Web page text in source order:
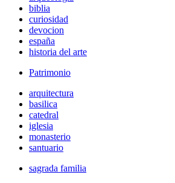
biblia
curiosidad
devocion
españa
historia del arte
Patrimonio
arquitectura
basilica
catedral
iglesia
monasterio
santuario
sagrada familia